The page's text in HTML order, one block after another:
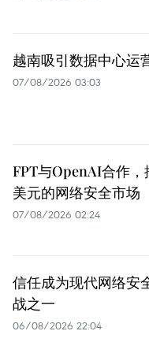
越南吸引数据中心运
07/08/2026 03:03
FPT与OpenAI合作
美元的网络安全市场
07/08/2026 02:24
信任成为现代网络安
战之一
06/08/2026 22:04